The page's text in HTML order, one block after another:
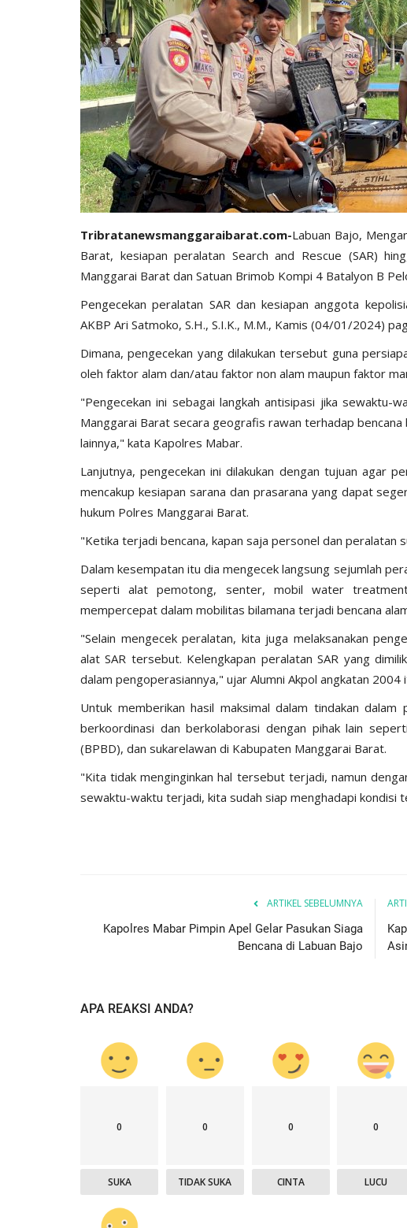
Tribratanewsmanggaraibarat.com-Labuan Bajo,
Barat, kesiapan peralatan Search and Rescue (SAR)
Manggarai Barat dan Satuan Brimob Kompi 4 Batalyon B
Pengecekan peralatan SAR dan kesiapan anggota
AKBP Ari Satmoko, S.H., S.I.K., M.M., Kamis (04/01/2024)
Dimana, pengecekan yang dilakukan tersebut guna
oleh faktor alam dan/atau faktor non alam maupun faktor
"Pengecekan ini sebagai langkah antisipasi jika sewaktu-
Manggarai Barat secara geografis rawan terhadap
lainnya," kata Kapolres Mabar.
Lanjutnya, pengecekan ini dilakukan dengan tujuan agar
mencakup kesiapan sarana dan prasarana yang dapat
hukum Polres Manggarai Barat.
"Ketika terjadi bencana, kapan saja personel dan peralatan
Dalam kesempatan itu dia mengecek langsung sejumlah
seperti alat pemotong, senter, mobil water
mempercepat dalam mobilitas bilamana terjadi bencana
"Selain mengecek peralatan, kita juga melaksanakan
alat SAR tersebut. Kelengkapan peralatan SAR yang
dalam pengoperasiannya," ujar Alumni Akpol angkatan 2004
Untuk memberikan hasil maksimal dalam tindakan dalam
berkoordinasi dan berkolaborasi dengan pihak lain
(BPBD), dan sukarelawan di Kabupaten Manggarai Barat.
"Kita tidak menginginkan hal tersebut terjadi, namun
sewaktu-waktu terjadi, kita sudah siap menghadapi kondisi
ARTIKEL SEBELUMNYA
Kapolres Mabar Pimpin Apel Gelar Pasukan Siaga
Bencana di Labuan Bajo
APA REAKSI ANDA?
0
SUKA
0
TIDAK SUKA
0
CINTA
0
LUCU
BERANDA